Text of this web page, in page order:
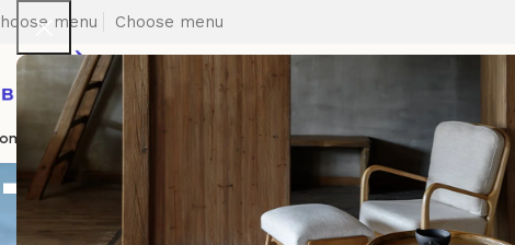
menu Choose menu
Bedding Quilted Products Hi-Viz Non WovenBathrobe
Tag